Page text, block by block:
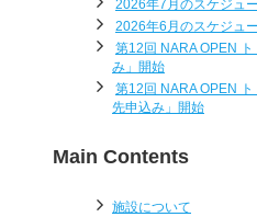
2026年7月のスケジュ
2026年6月のスケジュ
第12回 NARA OPEN
み」開始
第12回 NARA OPEN
先申込み」開始
Main Contents
施設について